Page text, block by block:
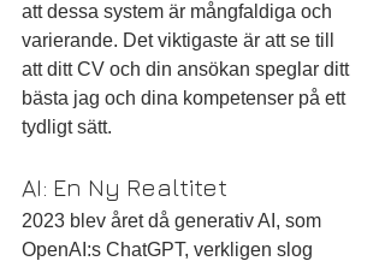
att dessa system är mångfaldiga och
varierande. Det viktigaste är att se till
att ditt CV och din ansökan speglar ditt
bästa jag och dina kompetenser på ett
tydligt sätt.
AI: En Ny Realtitet
2023 blev året då generativ AI, som
OpenAI:s ChatGPT, verkligen slog